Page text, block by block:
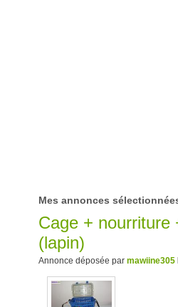
Mes annonces
Cage + nourriture
(lapin)
Annonce déposée par mawiine305